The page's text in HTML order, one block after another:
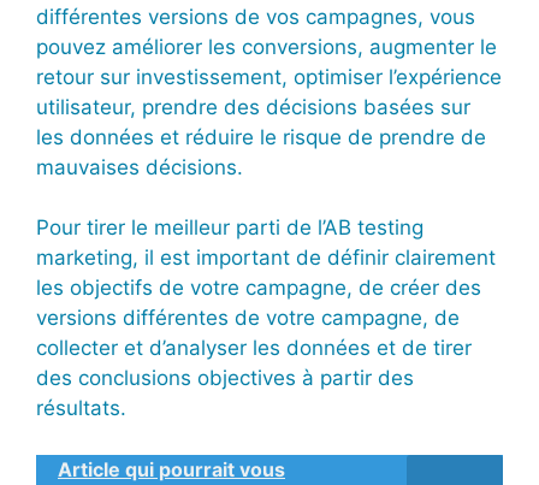
différentes versions de vos campagnes, vous
pouvez améliorer les conversions, augmenter le
retour sur investissement, optimiser l’expérience
utilisateur, prendre des décisions basées sur
les données et réduire le risque de prendre de
mauvaises décisions.
Pour tirer le meilleur parti de l’AB testing
marketing, il est important de définir clairement
les objectifs de votre campagne, de créer des
versions différentes de votre campagne, de
collecter et d’analyser les données et de tirer
des conclusions objectives à partir des
résultats.
Article qui pourrait vous